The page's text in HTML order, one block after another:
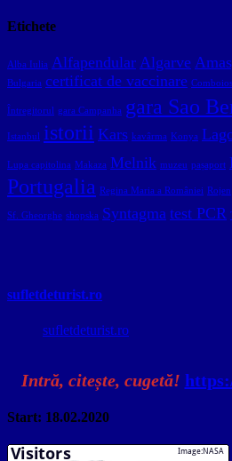
Etichete
Alba Iulia Alfapendular Algarve
Bulgaria certificat de vaccinare
Întregitorul gara Campanha gara Sao
Istanbul istorii Kars kavârma Konya
Lupa capitolina Makaza Melnik muzeu pașaport
Portugalia Regina Maria a României Rojen
Sf. Gheorghe shopska Syntagma test PCR
sufletdeturist.ro
sufletdeturist.ro
Intră, citește, cugetă!
Start: 18.02.2020